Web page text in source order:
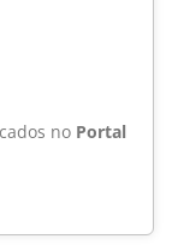
no Portal